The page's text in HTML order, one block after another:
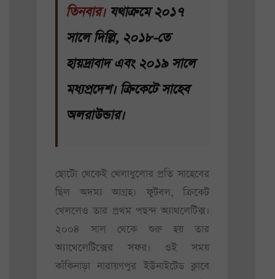
তিনবার। যথাক্রমে ২০১৭
সালে দিল্লি, ২০১৮-তে
হায়দ্রাবাদ এবং ২০১৯ সালে
মধ্যপ্রদেশ। ক্রিকেটে সাহেব
অলরাউন্ডার।
ছোটো থেকেই খেলাধুলোর প্রতি সাহেবের
ছিল অদম্য আগ্রহ। ফুটবল, ক্রিকেট
খেললেও তার প্রথম পছন্দ অ্যাথলেটিক্স।
২০০৪ সাল থেকে শুরু হয় তার
অ্যাথেলেটিক্সের সফর। ওই সময়
কাঁকিনাড়া নারায়ণপুর ইউনাইটেড ক্লাবে